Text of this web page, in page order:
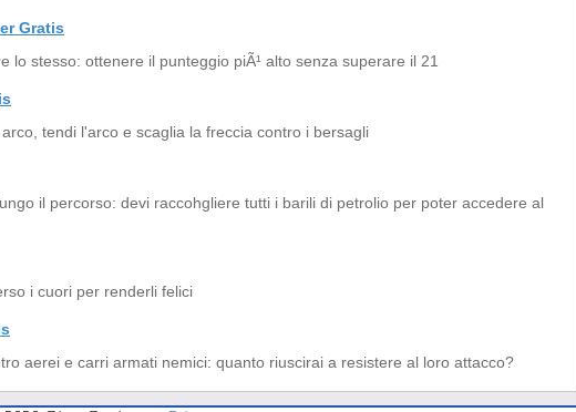
Gratis
lo stesso: ottenere il punteggio piÃ¹ alto senza superare il 21
tendi l'arco e scaglia la freccia contro i bersagli
il percorso: devi raccohgliere tutti i barili di petrolio per poter accedere al
i cuori per renderli felici
aerei e carri armati nemici: quanto riuscirai a resistere al loro attacco?